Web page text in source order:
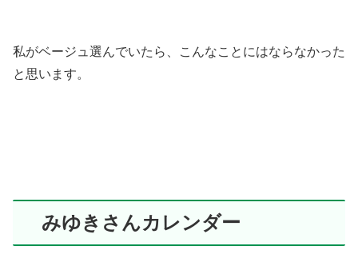
私がベージュ選んでいたら、こんなことにはならなかった
と思います。
みゆきさんカレンダー